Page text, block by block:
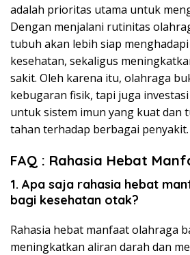
adalah prioritas utama untuk
Dengan menjalani rutinitas
tubuh akan lebih siap
kesehatan, sekaligus
sakit. Oleh karena itu, olahraga
kebugaran fisik, tapi juga
untuk sistem imun yang kuat dan
tahan terhadap berbagai penyakit.
FAQ : Rahasia Hebat
1. Apa saja rahasia hebat
bagi kesehatan otak?
Rahasia hebat manfaat olahraga
meningkatkan aliran darah dan